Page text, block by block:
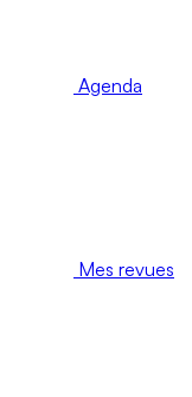
Agenda
Mes revues